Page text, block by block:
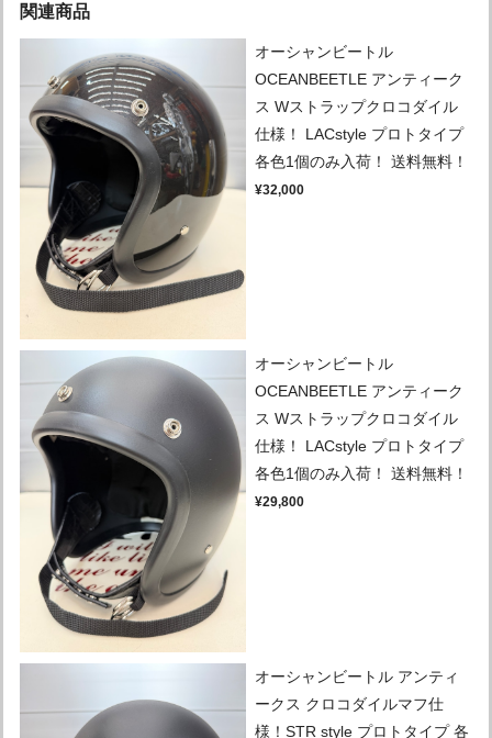
関連商品
オーシャンビートル
OCEANBEETLE アンティーク
ス Wストラップクロコダイル
仕様！ LACstyle プロトタイプ
各色1個のみ入荷！ 送料無料！
¥32,000
オーシャンビートル
OCEANBEETLE アンティーク
ス Wストラップクロコダイル
仕様！ LACstyle プロトタイプ
各色1個のみ入荷！ 送料無料！
¥29,800
オーシャンビートル アンティ
ークス クロコダイルマフ仕
様！STR style プロトタイプ 各